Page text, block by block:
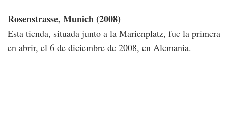
Rosenstrasse, Munich (2008)
Esta tienda, situada junto a la Marienplatz, fue la primera
en abrir, el 6 de diciembre de 2008, en Alemania.